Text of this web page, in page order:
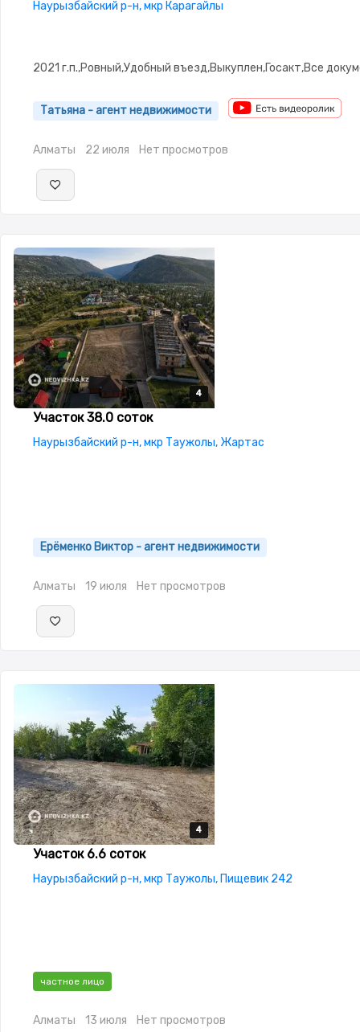
Наурызбайский р-н, мкр Карагайлы
2021 г.п.,Ровный,Удобный въезд,Выкуплен,Госакт,Все
Татьяна - агент недвижимости
Алматы 22 июля Нет просмотров
4
4
4
4
Участок 38.0 соток
Наурызбайский р-н, мкр Таужолы, Жартас
Ерёменко Виктор - агент недвижимости
Алматы 19 июля Нет просмотров
4
4
4
4
Участок 6.6 соток
Наурызбайский р-н, мкр Таужолы, Пищевик 242
частное лицо
Алматы 13 июля Нет просмотров